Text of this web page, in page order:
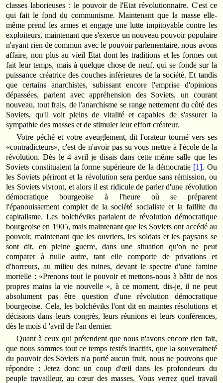
classes laborieuses : le pouvoir de l'Etat révolutionnaire. C'est ce
qui fait le fond du communisme. Maintenant que la masse elle-
même prend les armes et engage une lutte impitoyable contre les
exploiteurs, maintenant que s'exerce un nouveau pouvoir populaire
n'ayant rien de commun avec le pouvoir parlementaire, nous avons
affaire, non plus au vieil Etat dont les traditions et les formes ont
fait leur temps, mais à quelque chose de neuf, qui se fonde sur la
puissance créatrice des couches inférieures de la société. Et tandis
que certains anarchistes, subissant encore l'emprise d'opinions
dépassées, parlent avec appréhension des Soviets, un courant
nouveau, tout frais, de l'anarchisme se range nettement du côté des
Soviets, qu'il voit pleins de vitalité et capables de s'assurer la
sympathie des masses et de stimuler leur effort créateur.
Votre péché et votre aveuglement, dit l'orateur tourné vers ses
«contradicteurs», c'est de n'avoir pas su vous mettre à l'école de la
révolution. Dès le 4 avril je disais dans cette même salle que les
Soviets constituaient la forme supérieure de la démocratie [1]. Ou
les Soviets périront et la révolution sera perdue sans rémission, ou
les Soviets vivront, et alors il est ridicule de parler d'une révolution
démocratique bourgeoise à l'heure où se préparent
l'épanouissement complet de la société socialiste et la faillite du
capitalisme. Les bolchéviks parlaient de révolution démocratique
bourgeoise en 1905, mais maintenant que les Soviets ont accédé au
pouvoir, maintenant que les ouvriers, les soldats et les paysans se
sont dit, en pleine guerre, dans une situation qu'on ne peut
comparer à nulle autre, tant elle comporte de privations et
d'horreurs, au milieu des ruines, devant le spectre d'une famine
mortelle : «Prenons tout le pouvoir et mettons-nous à bâtir de nos
propres mains la vie nouvelle », à ce moment, dis-je, il ne peut
absolument pas être question d'une révolution démocratique
bourgeoise. Cela, les bolchéviks l'ont dit en maintes résolutions et
décisions dans leurs congrès, leurs réunions et leurs conférences,
dès le mois d 'avril de l'an dernier.
Quant à ceux qui prétendent que nous n'avons encore rien fait,
que nous sommes tout ce temps restés inactifs, que la souveraineté
du pouvoir des Soviets n'a porté aucun fruit, nous ne pouvons que
répondre : Jetez donc un coup d'œil dans les profondeurs du
peuple travailleur, au cœur des masses. Vous verrez quel travail